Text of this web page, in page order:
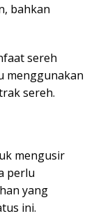
bahkan
sereh
menggunakan
sereh.
mengusir
perlu
yang
ini.